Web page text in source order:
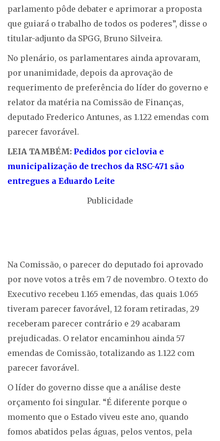
parlamento pôde debater e aprimorar a proposta
que guiará o trabalho de todos os poderes”, disse o
titular-adjunto da SPGG, Bruno Silveira.
No plenário, os parlamentares ainda aprovaram,
por unanimidade, depois da aprovação de
requerimento de preferência do líder do governo e
relator da matéria na Comissão de Finanças,
deputado Frederico Antunes, as 1.122 emendas com
parecer favorável.
LEIA TAMBÉM: Pedidos por ciclovia e
municipalização de trechos da RSC-471 são
entregues a Eduardo Leite
Publicidade
Na Comissão, o parecer do deputado foi aprovado
por nove votos a três em 7 de novembro. O texto do
Executivo recebeu 1.165 emendas, das quais 1.065
tiveram parecer favorável, 12 foram retiradas, 29
receberam parecer contrário e 29 acabaram
prejudicadas. O relator encaminhou ainda 57
emendas de Comissão, totalizando as 1.122 com
parecer favorável.
O líder do governo disse que a análise deste
orçamento foi singular. “É diferente porque o
momento que o Estado viveu este ano, quando
fomos abatidos pelas águas, pelos ventos, pela